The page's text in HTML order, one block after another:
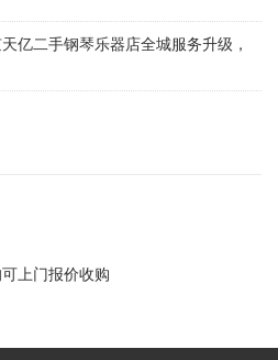
亿二手钢琴乐器店全城服务升级，
上门报价收购